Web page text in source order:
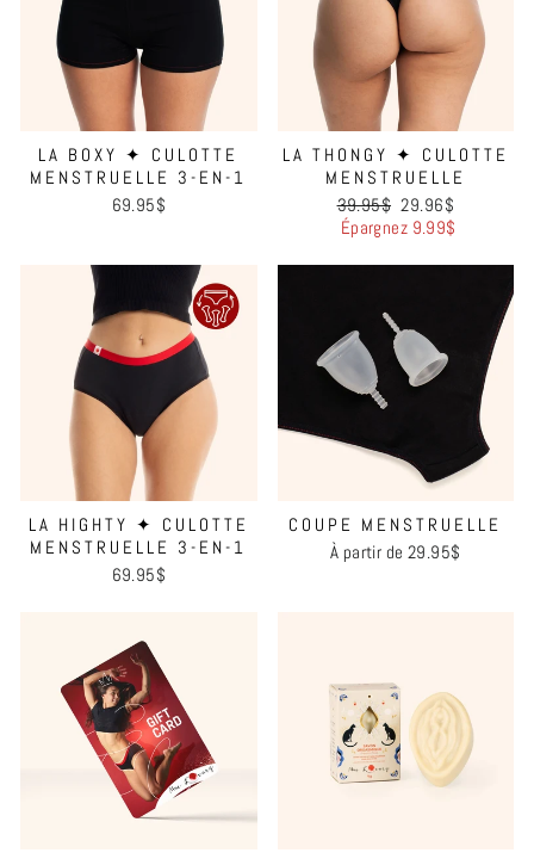
LA BOXY ✦ CULOTTE
MENSTRUELLE 3-EN-1
69.95$
LA THONGY ✦ CULOTTE
MENSTRUELLE
Prix
régulier
39.95$ Prix
réduit
29.96$
Épargnez 9.99$
LA HIGHTY ✦ CULOTTE
MENSTRUELLE 3-EN-1
69.95$
COUPE MENSTRUELLE
À partir de 29.95$